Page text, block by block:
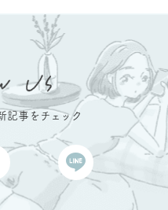
記事をチェック